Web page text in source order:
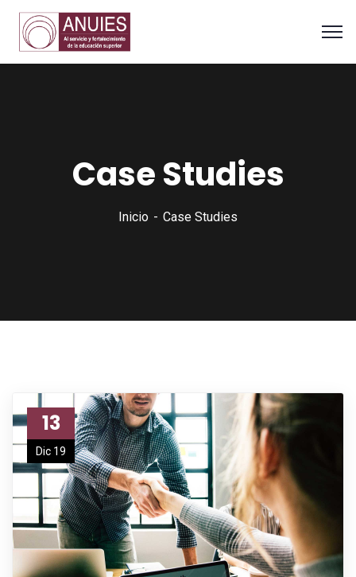
Case Studies
Inicio Case Studies
13
Dic 19